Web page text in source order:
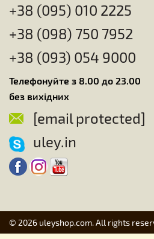
+38 (095) 010 2225
+38 (098) 750 7952
+38 (093) 054 9000
Телефонуйте з 8.00 до 23.00
без вихідних
[email protected]
uley.in
© 2026 uleyshop.com. All rights